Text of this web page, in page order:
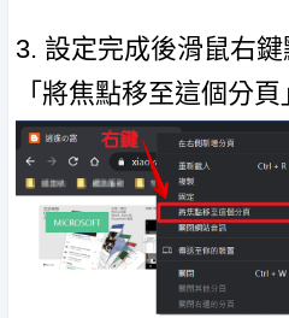
3. 設定完成後滑鼠右
「將焦點移至這個分